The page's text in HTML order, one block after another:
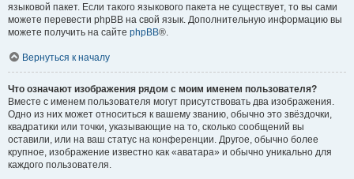
языковой пакет. Если такого языкового пакета не существует, то вы сами
можете перевести phpBB на свой язык. Дополнительную информацию вы
можете получить на сайте phpBB®.
Вернуться к началу
Что означают изображения рядом с моим именем пользователя?
Вместе с именем пользователя могут присутствовать два изображения.
Одно из них может относиться к вашему званию, обычно это звёздочки,
квадратики или точки, указывающие на то, сколько сообщений вы
оставили, или на ваш статус на конференции. Другое, обычно более
крупное, изображение известно как «аватара» и обычно уникально для
каждого пользователя.